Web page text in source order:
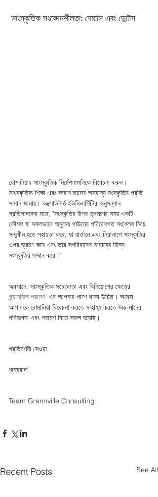
সাংস্কৃতিক সংবেদনশীলতা: দোয়াস এবং ডোন্টস
রোমানিয়ার সাংস্কৃতিক নির্দেশনাগুলিকে বিবেচনা করুন।
সাংস্কৃতিক শিক্ষা এবং সম্মান তাদের অন্যান্য সংস্কৃতির প্রতি
সম্মান জানায়। অক্সোর্ডটার্ন ইউনিভার্সিটির অনুসন্ধান
প্রতিপাদকের মতে, "সংস্কৃতির উপর ভ্রমণের সময় একটি
কৌশল যা সফলভাবে অনুমেয় গাউনের পরিবেশগত সংশ্লেষ নিয়ে
সম্মুখীন হতে সহায়তা করে, যা বার্তানে এবং নিরালাপে সংস্কৃতির
ওপর ভ্রমণ করে এবং তার সপরিবারের সাহায্যে ভিন্ন
সংস্কৃতির সম্মান করে।"
অবসানে, সাংস্কৃতিক সচেতনতা এবং বিনিয়োগের ক্ষেত্রে
গ্র্যানভিল পরামর্শ এর আপনার পাশে থাকা উচিত। আমরা
আপনাকে রোমানিয়া বিবেচনা করতে সাহায্য করতে উচ্চ-মানের
পরিকল্পনা এবং পরামর্শ দিতে সফল হয়েছি।
প্রতিবর্ণনী সেওয়া,
ধান্যবাদ!
Team Grannville Consulting.
Recent Posts See All